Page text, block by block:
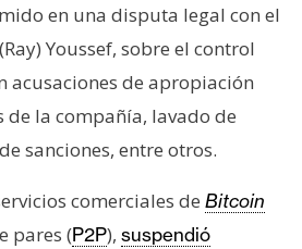
en una disputa legal con el
Youssef, sobre el control
acusaciones de apropiación
la compañía, lavado de
sanciones, entre otros.
comerciales de Bitcoin
pares (P2P), suspendió